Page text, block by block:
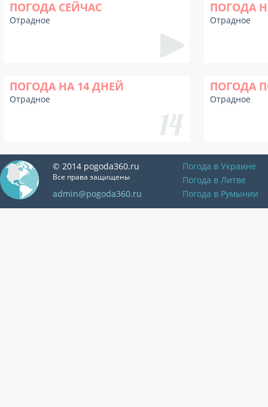
ПОГОДА СЕЙЧАС
Отрадное
ПОГОДА
Отрадное
ПОГОДА НА 14 ДНЕЙ
Отрадное
ПОГОДА
Отрадное
© 2014 pogoda360.ru
Все права защищены
admin@pogoda360.ru
Погода в Украине
Погода в Литве
Погода в Румынии